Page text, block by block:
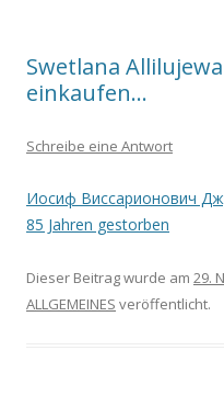
Swetlana
einkaufen…
Schreibe eine Antwort
Иосиф Виссарионович
85 Jahren gestorben
Dieser Beitrag wurde am 29.
ALLGEMEINES veröffentlicht.